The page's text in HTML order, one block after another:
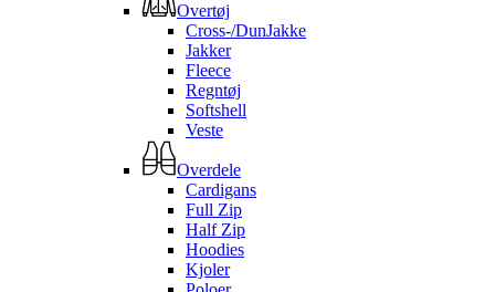
Overtøj
Cross-/DunJakke
Jakker
Fleece
Regntøj
Softshell
Veste
Overdele
Cardigans
Full Zip
Half Zip
Hoodies
Kjoler